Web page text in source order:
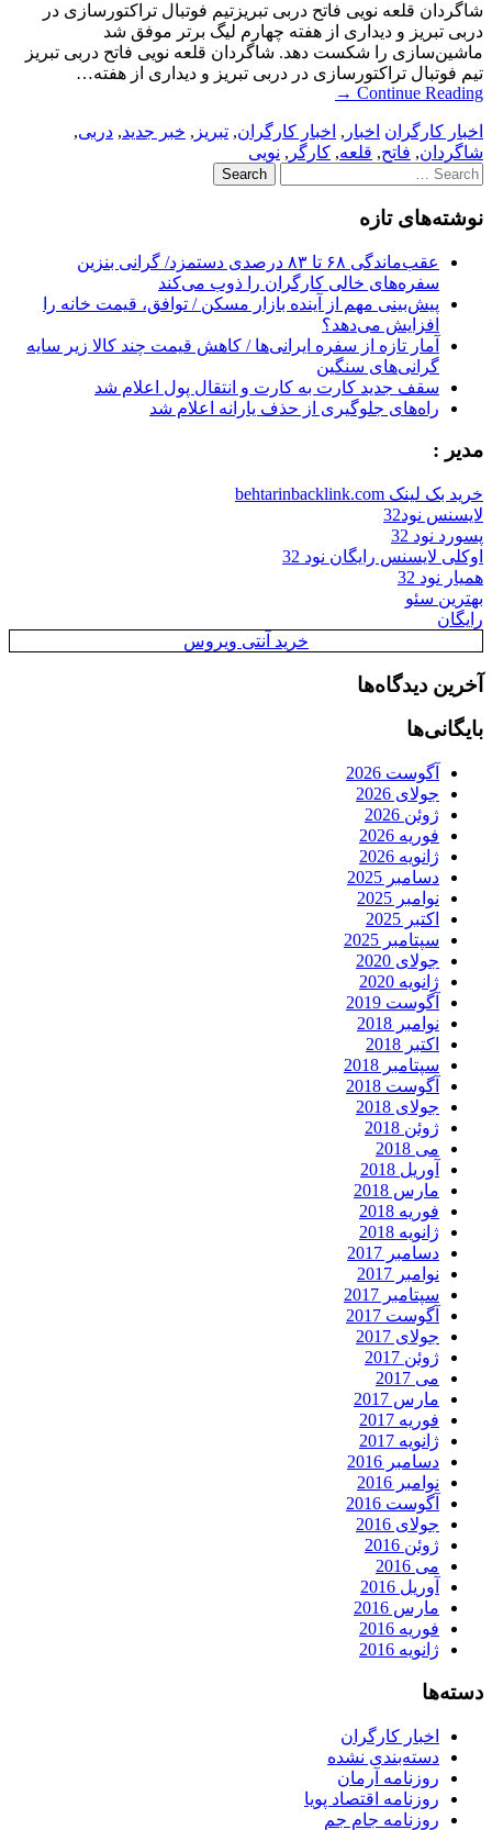
شاگردان قلعه نویی فاتح دربی تبریزتیم فوتبال تراکتورسازی در
دربی تبریز و دیداری از هفته چهارم لیگ برتر موفق شد
ماشین‌سازی را شکست دهد. شاگردان قلعه نویی فاتح دربی تبریز
تیم فوتبال تراکتورسازی در دربی تبریز و دیداری از هفته…
Continue Reading
→
اخبار کارگران اخبار , اخبار کارگران, تبریز , خبر جدید, دربی,
شاگردان, فاتح, قلعه, کارگر , نویی
Search
for:
نوشته‌های تازه
عقب‌ماندگی ۶۸ تا ۸۳ درصدی دستمزد/ گرانی بنزین
سفره‌های خالی کارگران را ذوب می‌کند
پیش‌بینی مهم از آینده بازار مسکن / توافق، قیمت خانه را
افزایش می‌دهد؟
آمار تازه از سفره ایرانی‌ها / کاهش قیمت چند کالا زیر سایه
گرانی‌های سنگین
سقف جدید کارت به کارت و انتقال پول اعلام شد
راه‌های جلوگیری از حذف یارانه اعلام شد
مدیر :
خرید بک لینک behtarinbacklink.com
لایسنس نود32
پسورد نود 32
اوکلی لایسنس رایگان نود 32
همیار نود 32
بهترین سئو
رایگان
خرید آنتی ویروس
آخرین دیدگاه‌ها
بایگانی‌ها
آگوست 2026
جولای 2026
ژوئن 2026
فوریه 2026
ژانویه 2026
دسامبر 2025
نوامبر 2025
اکتبر 2025
سپتامبر 2025
جولای 2020
ژانویه 2020
آگوست 2019
نوامبر 2018
اکتبر 2018
سپتامبر 2018
آگوست 2018
جولای 2018
ژوئن 2018
می 2018
آوریل 2018
مارس 2018
فوریه 2018
ژانویه 2018
دسامبر 2017
نوامبر 2017
سپتامبر 2017
آگوست 2017
جولای 2017
ژوئن 2017
می 2017
مارس 2017
فوریه 2017
ژانویه 2017
دسامبر 2016
نوامبر 2016
آگوست 2016
جولای 2016
ژوئن 2016
می 2016
آوریل 2016
مارس 2016
فوریه 2016
ژانویه 2016
دسته‌ها
اخبار کارگران
دسته‌بندی نشده
روزنامه آرمان
روزنامه اقتصاد پویا
روزنامه جام جم